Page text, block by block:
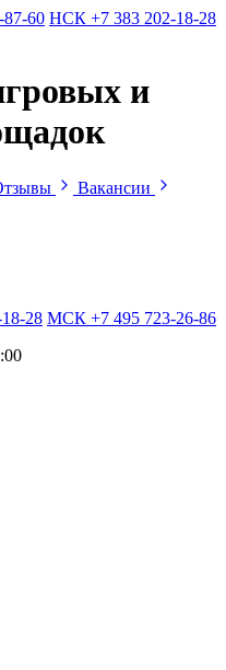
87-60 НСК +7 383 202-18-28
и
Вакансии
28 МСК +7 495 723-26-86